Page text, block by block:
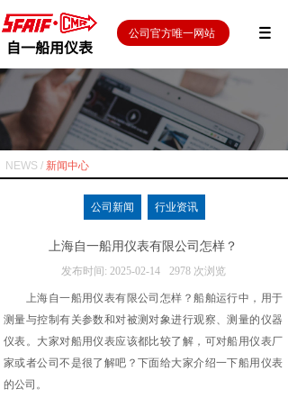
NEWS / 新闻中心
公司新闻 行业资讯
上海自一船用仪表有限公司怎样？
发布时间: 2025-02-14 2978 次浏览
上海自一船用仪表有限公司怎样？船舶运行中，用于
测量与控制有关参数和对被测对象进行观察、测量的仪器
仪表。大家对船用仪表应该都比较了解，可对船用仪表厂
家或者公司不是很了解吧？下面给大家介绍一下船用仪表
的公司。
公司官方唯一网站
自一船用仪表